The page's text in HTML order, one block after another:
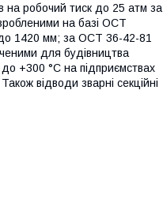
на робочий тиск до 25 атм за
на базі ОСТ
1420 мм; за ОСТ 36-42-81
для будівництва
+300 °C на підприємствах
відводи зварні секційні